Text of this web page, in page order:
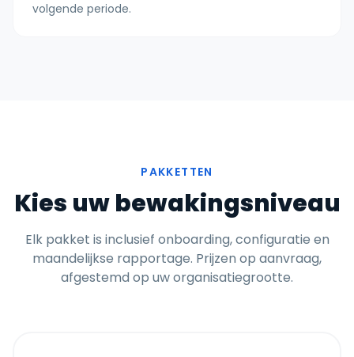
volgende periode.
PAKKETTEN
Kies uw bewakingsniveau
Elk pakket is inclusief onboarding, configuratie en
maandelijkse rapportage. Prijzen op aanvraag,
afgestemd op uw organisatiegrootte.